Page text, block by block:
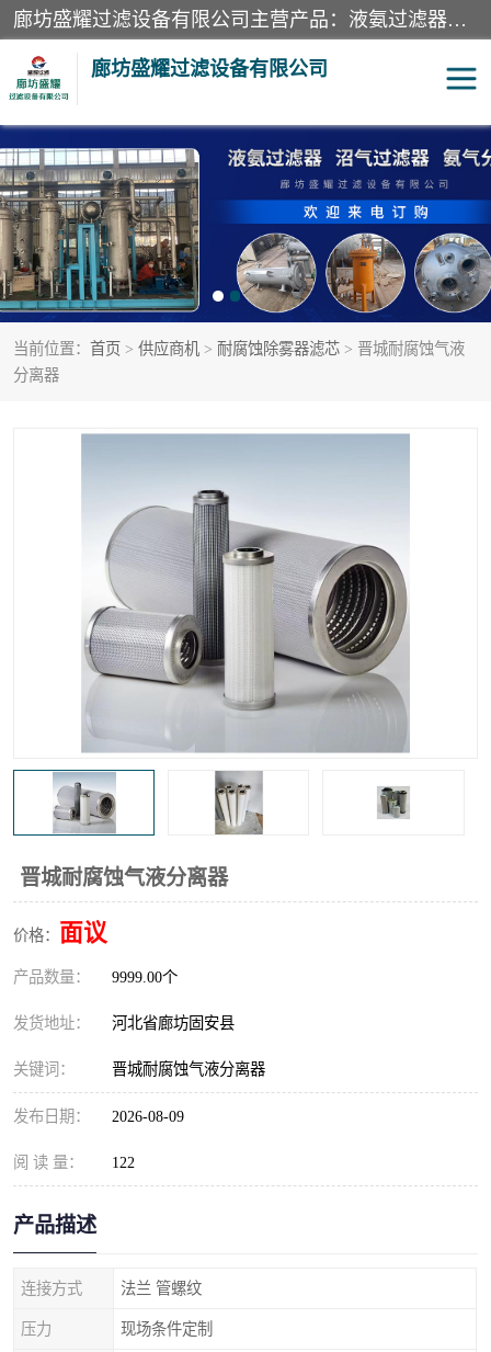
廊坊盛耀过滤设备有限公司主营产品：液氨过滤器、沼气过滤器、氨气分离器、二氧化碳过滤器、过滤器、液氨氨气过滤器、天然气过滤器、管道过滤器、*过滤器、液氨除油除水过滤器、氨气除油除水过滤器、焦炉煤气除焦油过滤器等。
廊坊盛耀过滤设备有限公司
当前位置： 首页 > 供应商机 > 耐腐蚀除雾器滤芯 > 晋城耐腐蚀气液
分离器
晋城耐腐蚀气液分离器
价格： 面议
产品数量： 9999.00个
发货地址： 河北省廊坊固安县
关键词： 晋城耐腐蚀气液分离器
发布日期： 2026-08-09
阅 读 量： 122
产品描述
连接方式 法兰 管螺纹
压力 现场条件定制
二氧化碳过滤器 过滤器
液氨氨气过滤器 沼气过滤器
天然气过滤器 管道过滤器
甲醇过滤器 液氨除油除水过滤器
高炉煤气过滤器
化工盐酸气聚结器 耐腐蚀除雾器滤芯